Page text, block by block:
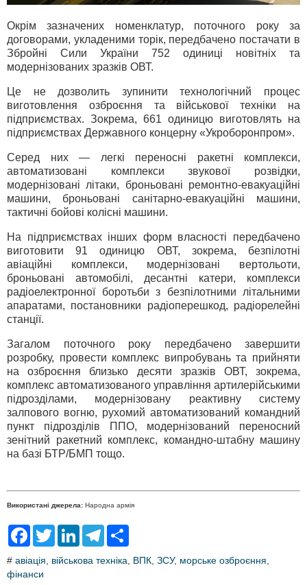
Окрім зазначених номенклатур, поточного року за
договорами, укладеними торік, передбачено постачати в
Збройні Сили України 752 одиниці новітніх та
модернізованих зразків ОВТ.
Це не дозволить зупинити технологічний процес
виготовлення озброєння та військової техніки на
підприємствах. Зокрема, 661 одиницю виготовлять на
підприємствах Державного концерну «Укроборонпром».
Серед них — легкі переносні ракетні комплекси,
автоматизовані комплекси звукової розвідки,
модернізовані літаки, броньовані ремонтно-евакуаційні
машини, броньовані санітарно-евакуаційні машини,
тактичні бойові колісні машини.
На підприємствах інших форм власності передбачено
виготовити 91 одиницю ОВТ, зокрема, безпілотні
авіаційні комплекси, модернізовані вертольоти,
броньовані автомобілі, десантні катери, комплекси
радіоелектронної боротьби з безпілотними літальними
апаратами, постановники радіоперешкод, радіорелейні
станції.
Загалом поточного року передбачено завершити
розробку, провести комплекс випробувань та прийняти
на озброєння близько десяти зразків ОВТ, зокрема,
комплекс автоматизованого управління артилерійськими
підрозділами, модернізовану реактивну систему
залпового вогню, рухомий автоматизований командний
пункт підрозділів ППО, модернізований переносний
зенітний ракетний комплекс, командно-штабну машину
на базі БТР/БМП тощо.
Використані джерела: Народна армія
F
e
b
T
t
L
k
T
e
r
# авіація військова техніка ВПК ЗСУ, морське озброєння
фінанси